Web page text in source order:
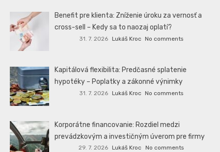
Benefit pre klienta: Zníženie úroku za vernosť a
cross-sell – Kedy sa to naozaj oplatí?
31. 7. 2026 Lukáš Kroc No comments
Kapitálová flexibilita: Predčasné splatenie
hypotéky – Poplatky a zákonné výnimky
31. 7. 2026 Lukáš Kroc No comments
Korporátne financovanie: Rozdiel medzi
prevádzkovým a investičným úverom pre firmy
29. 7. 2026 Lukáš Kroc No comments